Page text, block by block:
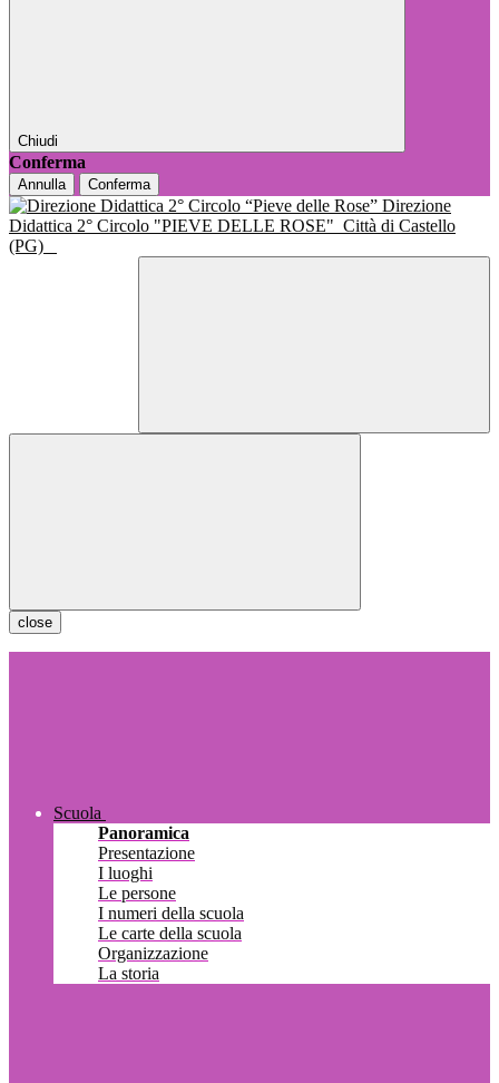
Chiudi
Conferma
Annulla Conferma
Direzione
Didattica 2° Circolo "PIEVE DELLE ROSE" Città di Castello
(PG)
close
Scuola
Panoramica
Presentazione
I luoghi
Le persone
I numeri della scuola
Le carte della scuola
Organizzazione
La storia